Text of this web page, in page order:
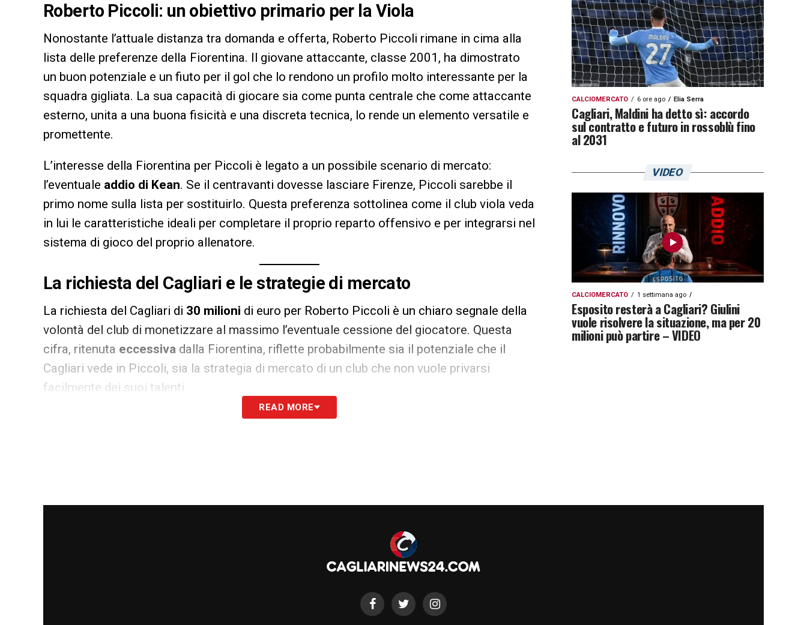
Roberto Piccoli: un obiettivo primario per la Viola
Nonostante l’attuale distanza tra domanda e offerta, Roberto Piccoli rimane in cima alla
lista delle preferenze della Fiorentina. Il giovane attaccante, classe 2001, ha dimostrato
un buon potenziale e un fiuto per il gol che lo rendono un profilo molto interessante per la
squadra gigliata. La sua capacità di giocare sia come punta centrale che come attaccante
esterno, unita a una buona fisicità e una discreta tecnica, lo rende un elemento versatile e
promettente.
L’interesse della Fiorentina per Piccoli è legato a un possibile scenario di mercato:
l’eventuale addio di Kean. Se il centravanti dovesse lasciare Firenze, Piccoli sarebbe il
primo nome sulla lista per sostituirlo. Questa preferenza sottolinea come il club viola veda
in lui le caratteristiche ideali per completare il proprio reparto offensivo e per integrarsi nel
sistema di gioco del proprio allenatore.
La richiesta del Cagliari e le strategie di mercato
La richiesta del Cagliari di 30 milioni di euro per Roberto Piccoli è un chiaro segnale della
volontà del club di monetizzare al massimo l’eventuale cessione del giocatore. Questa
cifra, ritenuta eccessiva dalla Fiorentina, riflette probabilmente sia il potenziale che il
Cagliari vede in Piccoli, sia la strategia di mercato di un club che non vuole privarsi
facilmente dei suoi talenti.
La palla passa ora alla Fiorentina. Il club viola dovrà decidere se affondare il colpo, magari
Fiorentina di avere Piccoli riuscirà a superare le barriere economiche imposte dal Cagliari.
LE ULTIME NOTIZIE SUL CALCIOMERCATO DEL CAGLIARI
READ MORE
CALCIOMERCATO 6 ore ago Elia Serra
Cagliari, Maldini ha detto sì: accordo
sul contratto e futuro in rossoblù fino
al 2031
VIDEO
CALCIOMERCATO 1 settimana ago
Esposito resterà a Cagliari? Giulini
vuole risolvere la situazione, ma per 20
milioni può partire – VIDEO